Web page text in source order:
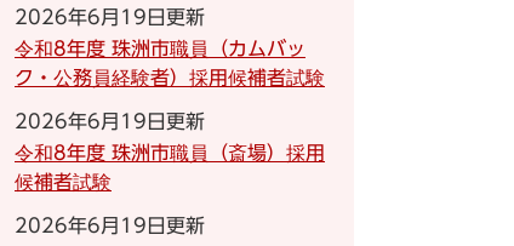
2026年6月19日更新
令和8年度 珠洲市職員（カムバッ
ク・公務員経験者）採用候補者試験
2026年6月19日更新
令和8年度 珠洲市職員（斎場）採用
候補者試験
2026年6月19日更新